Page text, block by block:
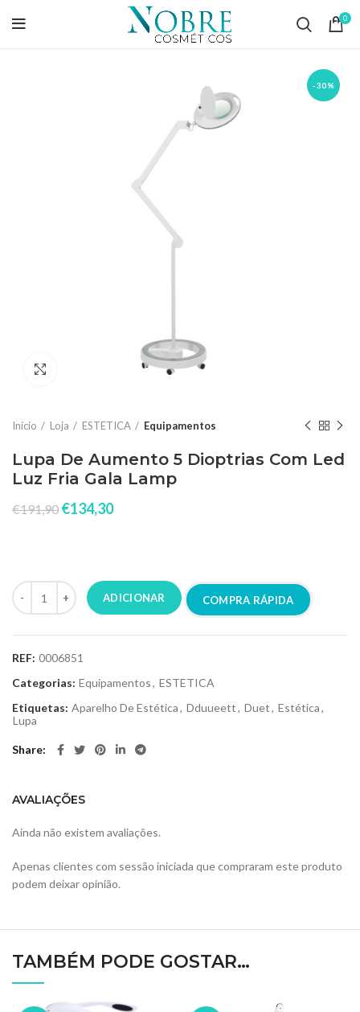
0
-30%
Início Loja ESTETICA Equipamentos
Lupa De Aumento 5 Dioptrias Com Led
Luz Fria Gala Lamp
€191,90 €134,30
ADICIONAR COMPRA RÁPIDA
REF: 0006851
Categorias: Equipamentos, ESTETICA
Etiquetas: Aparelho De Estética, Dduueett, Duet, Estética,
Lupa
Share
AVALIAÇÕES
Ainda não existem avaliações.
Apenas clientes com sessão iniciada que compraram este produto
podem deixar opinião.
TAMBÉM PODE GOSTAR…